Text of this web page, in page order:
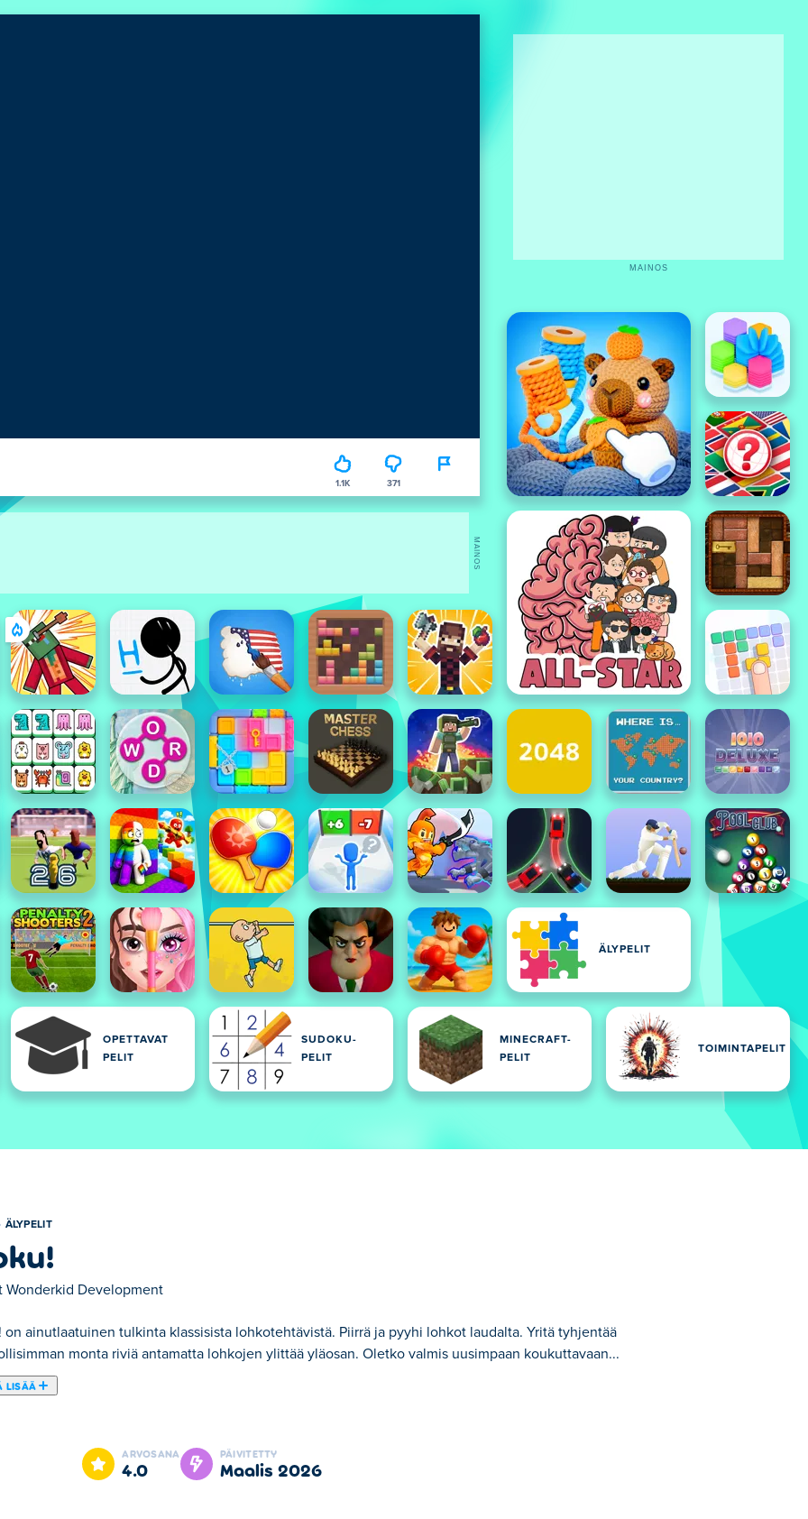
1.1K 371
ÄLYPELIT
OPETTAVAT
PELIT
SUDOKU-
PELIT
MINECRAFT-
PELIT
TOIMINTAPELIT
MAINOS
MAINOS
ÄLYPELIT
Wonderkid Development
on ainutlaatuinen tulkinta klassisista lohkotehtävistä. Piirrä ja pyyhi lohkot laudalta. Yritä tyhjentää
monta riviä antamatta lohkojen ylittää yläosan. Oletko valmis uusimpaan koukuttavaan...
LISÄÄ
Piirrä ja pyyhi lohkot laudalta. Yritä tyhjentää mahdollisimman monta riviä antamatta
ARVOSANA
4.0
PÄIVITETTY
maalis 2026